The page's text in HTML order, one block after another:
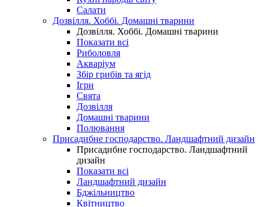
Салати
Дозвілля. Хоббі. Домашні тварини
Дозвілля. Хоббі. Домашні тварини
Показати всі
Риболовля
Акваріум
Збір грибів та ягід
Ігри
Свята
Дозвілля
Домашні тварини
Полювання
Присадибне господарство. Ландшафтний дизайн
Присадибне господарство. Ландшафтний
дизайн
Показати всі
Ландшафтний дизайн
Бджільництво
Квітництво